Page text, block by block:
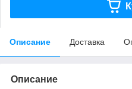
Описание Доставка
Описание